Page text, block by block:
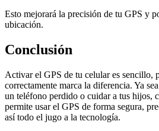
Esto mejorará la precisión de tu GPS y
ubicación.
Conclusión
Activar el GPS de tu celular es sencillo,
correctamente marca la diferencia. Ya
un teléfono perdido o cuidar a tus hijos,
permite usar el GPS de forma segura,
así todo el jugo a la tecnología.